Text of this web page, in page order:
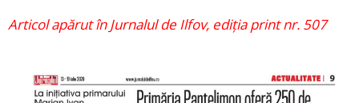
Articol apărut în Jurnalul de Ilfov, ediția print nr. 507